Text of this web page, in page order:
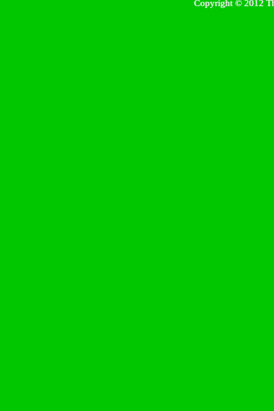
Copyright © 2012